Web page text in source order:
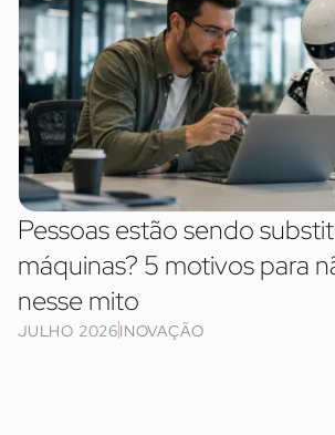
Pessoas estão sendo
máquinas? 5 motivos para
nesse mito
JULHO 2026INOVAÇÃO